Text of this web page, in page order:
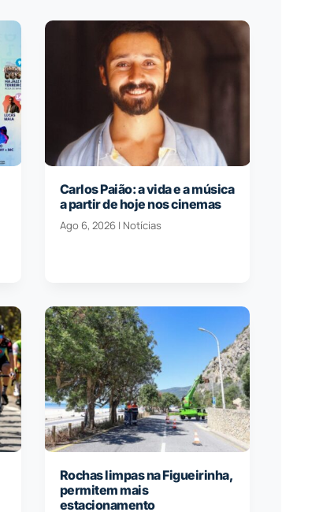
Carlos Paião: a vida e a música
a partir de hoje nos cinemas
Ago 6, 2026| Notícias
Rochas limpas na Figueirinha,
permitem mais
estacionamento